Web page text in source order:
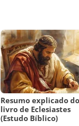
Resumo explicado do
livro de Eclesiastes
(Estudo Bíblico)